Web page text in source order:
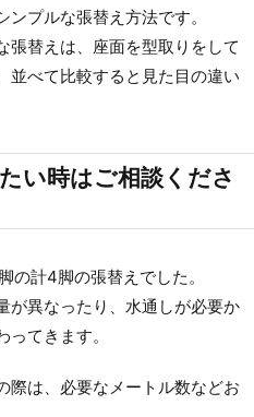
プルな張替え方法です。
張替えは、座面を型取りをして
並べて比較すると見た目の違い
い時はご相談くださ
の計4脚の張替えでした。
が異なったり、水通しが必要か
てきます。
際は、必要なメートル数などお